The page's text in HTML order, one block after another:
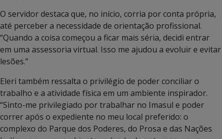
O servidor destaca que, no início, corria por conta própria,
até perceber a necessidade de orientação profissional.
“Quando a coisa começou a ficar mais séria, decidi entrar
em uma assessoria virtual. Isso me ajudou a evoluir e evitar
lesões.”
Eleri também ressalta o privilégio de poder conciliar o
trabalho e a atividade física em um ambiente inspirador.
“Sinto-me privilegiado por trabalhar no Imasul e poder
correr após o expediente no meu local preferido: o
complexo do Parque dos Poderes, do Prosa e das Nações